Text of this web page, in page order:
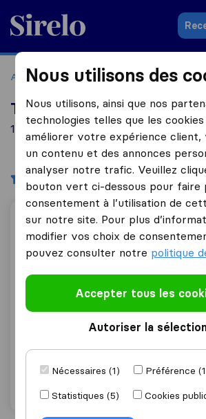
Sirelo.fr
Accueil Déménageurs France
Top 10 déménageurs à
10 déménageurs trouvés à Chambéry
Filtres Trier par :
France Déménagement
73
France Déménagement
Demander un devis
1 mentions comme"Professionnel"
Nous utilisons des
Nous utilisons, ainsi que nos
technologies telles que les
améliorer votre expérience client,
un contenu et des annonces
analyser notre trafic. Veuillez
bouton vert ci-dessous pour
consentement à l’utilisation de
sur notre site. Pour plus
modifier vos choix de
pouvez consulter notre politique
Accepter tous les
Autoriser la
Nécessaires (1)
Préférence
Statistiques (5)
Cookies